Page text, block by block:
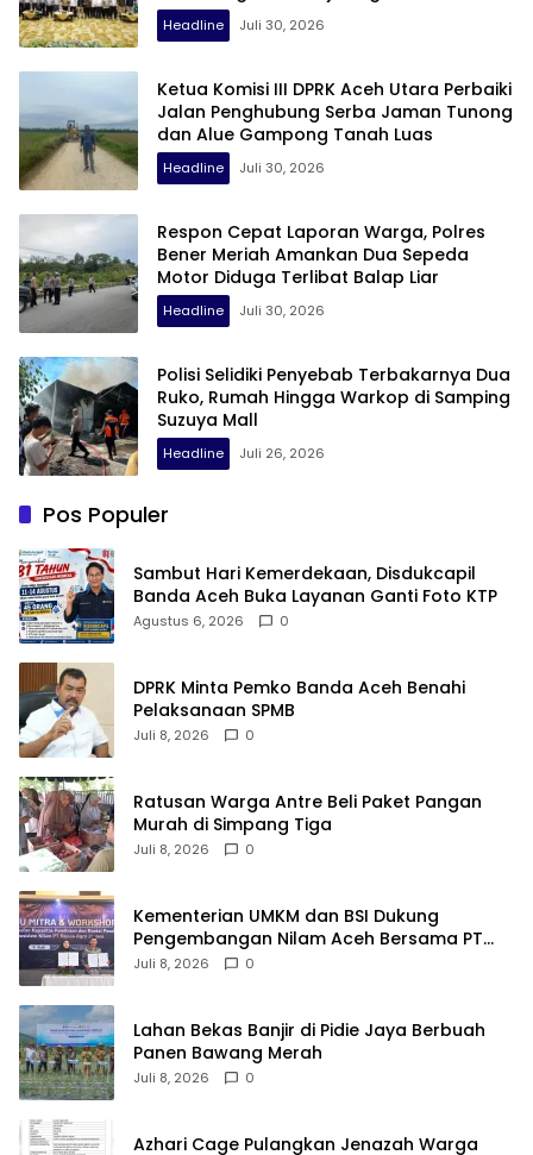
Headline Juli 30, 2026
Ketua Komisi III DPRK Aceh Utara Perbaiki
Jalan Penghubung Serba Jaman Tunong
dan Alue Gampong Tanah Luas
Headline Juli 30, 2026
Respon Cepat Laporan Warga, Polres
Bener Meriah Amankan Dua Sepeda
Motor Diduga Terlibat Balap Liar
Headline Juli 30, 2026
Polisi Selidiki Penyebab Terbakarnya Dua
Ruko, Rumah Hingga Warkop di Samping
Suzuya Mall
Headline Juli 26, 2026
Pos Populer
Sambut Hari Kemerdekaan, Disdukcapil
Banda Aceh Buka Layanan Ganti Foto KTP
Agustus 6, 2026 0
DPRK Minta Pemko Banda Aceh Benahi
Pelaksanaan SPMB
Juli 8, 2026 0
Ratusan Warga Antre Beli Paket Pangan
Murah di Simpang Tiga
Juli 8, 2026 0
Kementerian UMKM dan BSI Dukung
Pengembangan Nilam Aceh Bersama PT
Razma Agro Jayana
Juli 8, 2026 0
Lahan Bekas Banjir di Pidie Jaya Berbuah
Panen Bawang Merah
Juli 8, 2026 0
Azhari Cage Pulangkan Jenazah Warga